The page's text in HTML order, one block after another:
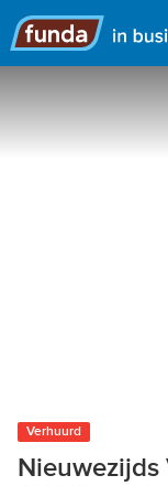
Hoofdmenu
Verhuurd
Nieuwezijds